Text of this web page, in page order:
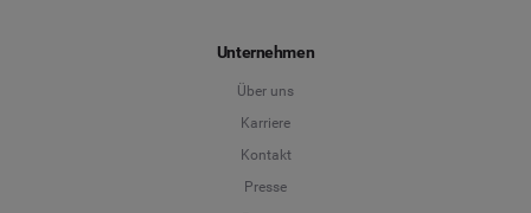
Unternehmen
Über uns
Karriere
Kontakt
Presse